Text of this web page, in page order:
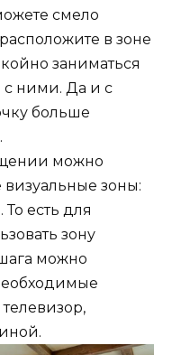
смело
в зоне
заниматься
с ними. Да и с
больше
можно
визуальные зоны:
есть для
зону
можно